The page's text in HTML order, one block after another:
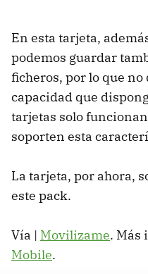
En esta tarjeta,
podemos guardar
ficheros, por lo que no
capacidad que
tarjetas solo
soporten esta
La tarjeta, por ahora,
este pack.
Vía | Movilizame. Más
Mobile.